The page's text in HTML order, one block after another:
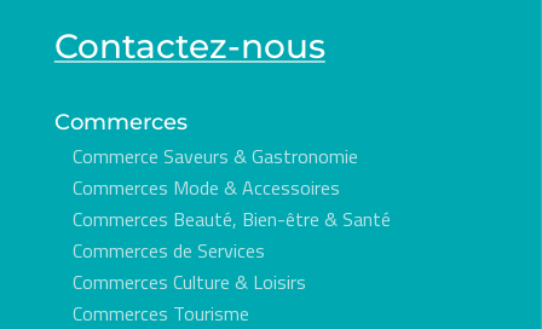
Contactez-nous
Commerces
Commerce Saveurs & Gastronomie
Commerces Mode & Accessoires
Commerces Beauté, Bien-être & Santé
Commerces de Services
Commerces Culture & Loisirs
Commerces Tourisme